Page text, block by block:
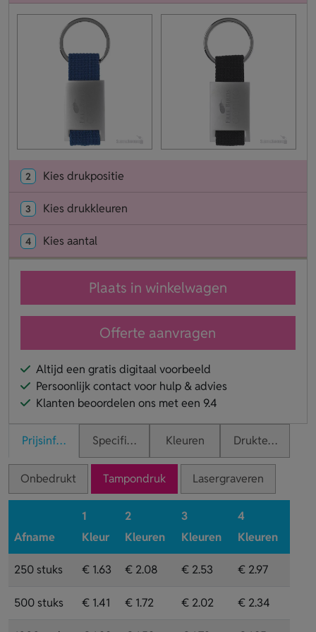
2 Kies drukpositie
3 Kies drukkleuren
4 Kies aantal
Plaats in winkelwagen
Offerte aanvragen
Altijd een gratis digitaal voorbeeld
Persoonlijk contact voor hulp & advies
Klanten beoordelen ons met een 9.4
PrijsinformatieSpecificaties Kleuren Druktechnieken
Onbedrukt Tampondruk Lasergraveren
Afname
1
Kleur
2
Kleuren
3
Kleuren
4
Kleuren
250 stuks € 1.63 € 2.08 € 2.53 € 2.97
500 stuks € 1.41 € 1.72 € 2.02 € 2.34